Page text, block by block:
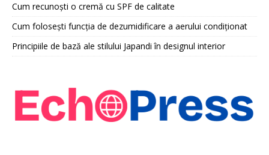
Cum recunoști o cremă cu SPF de calitate
Cum folosești funcția de dezumidificare a aerului condiționat
Principiile de bază ale stilului Japandi în designul interior